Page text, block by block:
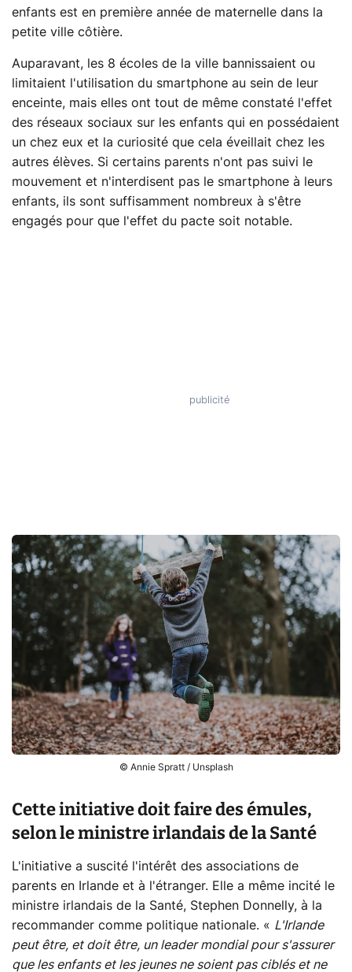
enfants est en première année de maternelle dans la
petite ville côtière.
Auparavant, les 8 écoles de la ville bannissaient ou
limitaient l'utilisation du smartphone au sein de leur
enceinte, mais elles ont tout de même constaté l'effet
des réseaux sociaux sur les enfants qui en possédaient
un chez eux et la curiosité que cela éveillait chez les
autres élèves. Si certains parents n'ont pas suivi le
mouvement et n'interdisent pas le smartphone à leurs
enfants, ils sont suffisamment nombreux à s'être
engagés pour que l'effet du pacte soit notable.
© Annie Spratt / Unsplash
Cette initiative doit faire des émules,
selon le ministre irlandais de la Santé
L'initiative a suscité l'intérêt des associations de
parents en Irlande et à l'étranger. Elle a même incité le
ministre irlandais de la Santé, Stephen Donnelly, à la
recommander comme politique nationale. « L'Irlande
peut être, et doit être, un leader mondial pour s'assurer
que les enfants et les jeunes ne soient pas ciblés et ne